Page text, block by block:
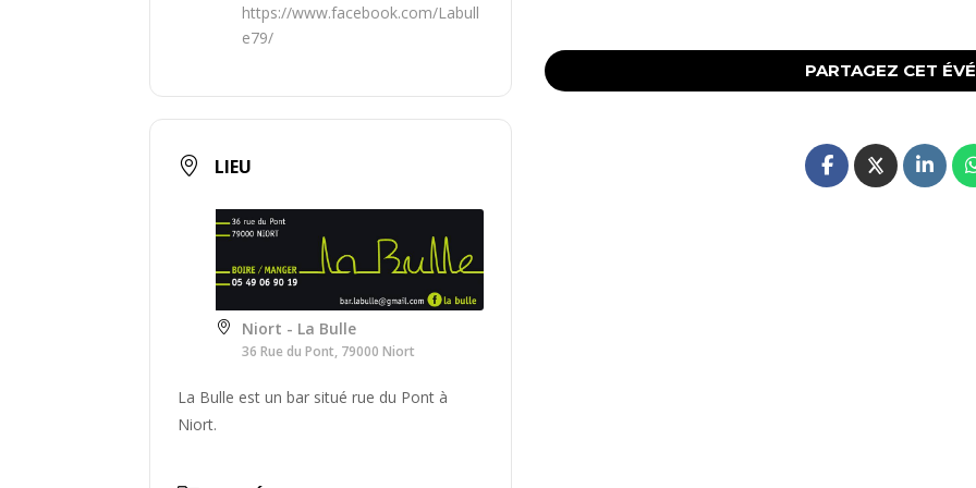
https://www.facebook.com/Labull
e79/
LIEU
Niort - La Bulle
36 Rue du Pont, 79000 Niort
La Bulle est un bar situé rue du Pont à
Niort.
PARTAGEZ CET